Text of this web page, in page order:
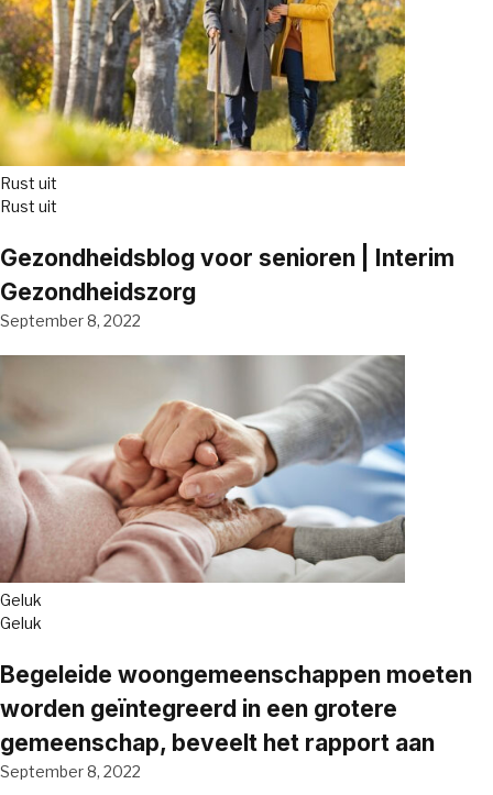
Rust uit
Rust uit
Gezondheidsblog voor senioren | Interim
Gezondheidszorg
September 8, 2022
Geluk
Geluk
Begeleide woongemeenschappen moeten
worden geïntegreerd in een grotere
gemeenschap, beveelt het rapport aan
September 8, 2022